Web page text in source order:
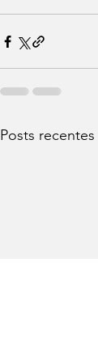
Posts recentes